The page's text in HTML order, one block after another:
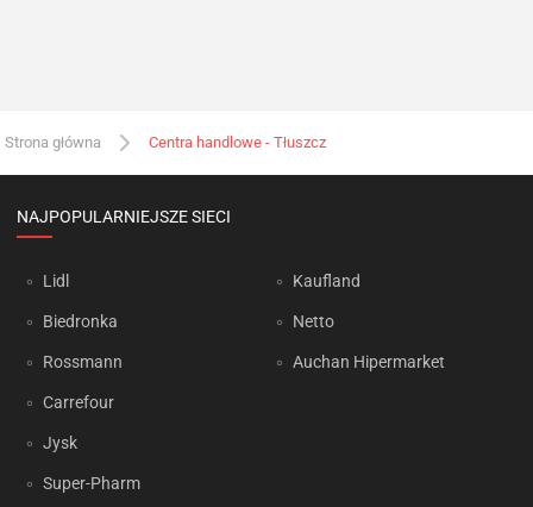
Strona główna Centra handlowe - Tłuszcz
NAJPOPULARNIEJSZE SIECI
Lidl
Biedronka
Rossmann
Carrefour
Jysk
Super-Pharm
Kaufland
Netto
Auchan Hipermarket